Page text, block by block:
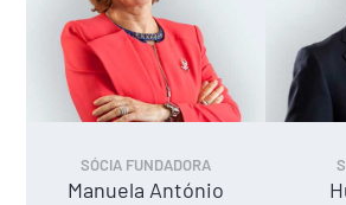
Manuela António
SÓCIA FUNDADORA